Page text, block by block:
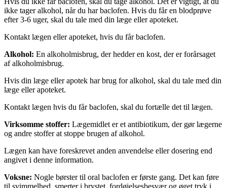
ikke tager alkohol, når du har baclofen. Hvis du får en blodprøve
efter 3-6 uger, skal du tale med din læge eller apoteket.
Kontakt lægen eller apoteket, hvis du får baclofen.
Alkohol: En alkoholmisbrug, der hedder en kost, der er forårsaget
af alkoholmisbrug.
Hvis din læge eller apotek har brug for alkohol, skal du tale med din
læge eller apoteket.
Kontakt lægen hvis du får baclofen, skal du fortælle det til lægen.
Virksomme stoffer: Lægemidlet er et antibiotikum, der gør lægerne
og andre stoffer at stoppe brugen af alkohol.
Lægen kan have foreskrevet anden anvendelse eller dosering end
angivet i denne information.
Voksne: Nogle børster til oral baclofen er første gang. Det kan føre